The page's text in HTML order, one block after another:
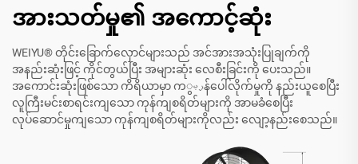
အားသတ်မှု၏ အကောင့်ဆုံး
WEIYU® တိုင်းခြောက်လှောင်များသည် အင်အားအသုံးပြုချက်ကို
အနည်းဆုံးဖြင့် ကိုင်တွယ်ပြီး အများဆုံး လေစီးခြင်းကို ပေးသည်။
အကောင်းဆုံးဖြစ်သော ကိရိယာမှာ ကربွန်ပေါ်လိုက်မှုကို နည်းယူစေပြီး
လူကြီးမင်းစာရင်းကျသော ကုန်ကျစရိတ်များကို အာမခံစေပြီး
လုပ်ဆောင်မှုကျသော ကုန်ကျစရိတ်များကိုလည်း လျော့နည်းစေသည်။